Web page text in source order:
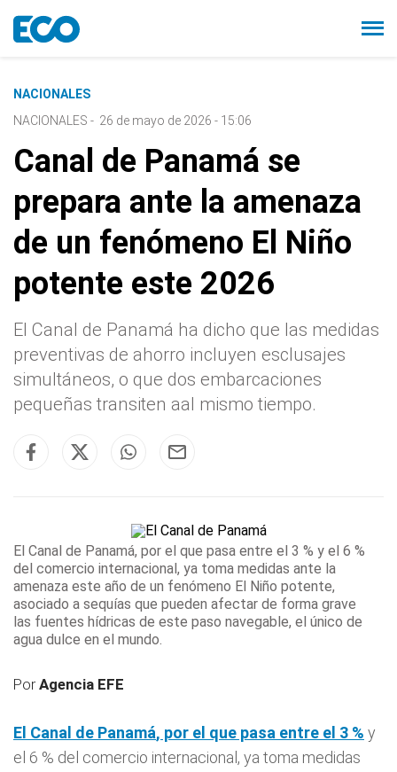
NACIONALES
NACIONALES - 26 de mayo de 2026 - 15:06
Canal de Panamá se
prepara ante la amenaza
de un fenómeno El Niño
potente este 2026
El Canal de Panamá ha dicho que las medidas
preventivas de ahorro incluyen esclusajes
simultáneos, o que dos embarcaciones
pequeñas transiten aal mismo tiempo.
El Canal de Panamá, por el que pasa entre el 3 % y el 6 %
del comercio internacional, ya toma medidas ante la
amenaza este año de un fenómeno El Niño potente,
asociado a sequías que pueden afectar de forma grave
las fuentes hídricas de este paso navegable, el único de
agua dulce en el mundo.
PorAgencia EFE
El Canal de Panamá, por el que pasa entre el 3 % y
el 6 % del comercio internacional, ya toma medidas